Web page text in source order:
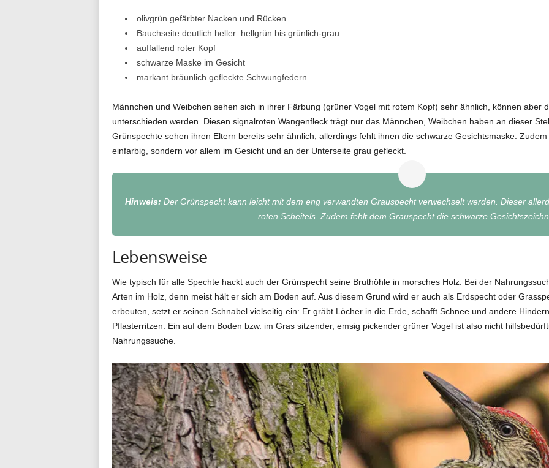
olivgrün gefärbter Nacken und Rücken
Bauchseite deutlich heller: hellgrün bis grünlich-grau
auffallend roter Kopf
schwarze Maske im Gesicht
markant bräunlich gefleckte Schwungfedern
Männchen und Weibchen sehen sich in ihrer Färbung (grüner Vogel mit rotem Kopf) sehr ähnlich, können aber
unterschieden werden. Diesen signalroten Wangenfleck trägt nur das Männchen, Weibchen haben an dieser
Grünspechte sehen ihren Eltern bereits sehr ähnlich, allerdings fehlt ihnen die schwarze Gesichtsmaske.
einfarbig, sondern vor allem im Gesicht und an der Unterseite grau gefleckt.
Hinweis: Der Grünspecht kann leicht mit dem eng verwandten Grauspecht verwechselt werden. Dieser
roten Scheitels. Zudem fehlt dem Grauspecht die schwarze
Lebensweise
Wie typisch für alle Spechte hackt auch der Grünspecht seine Bruthöhle in morsches Holz. Bei der
Arten im Holz, denn meist hält er sich am Boden auf. Aus diesem Grund wird er auch als Erdspecht oder
erbeuten, setzt er seinen Schnabel vielseitig ein: Er gräbt Löcher in die Erde, schafft Schnee und andere
Pflasterritzen. Ein auf dem Boden bzw. im Gras sitzender, emsig pickender grüner Vogel ist also nicht
Nahrungssuche.